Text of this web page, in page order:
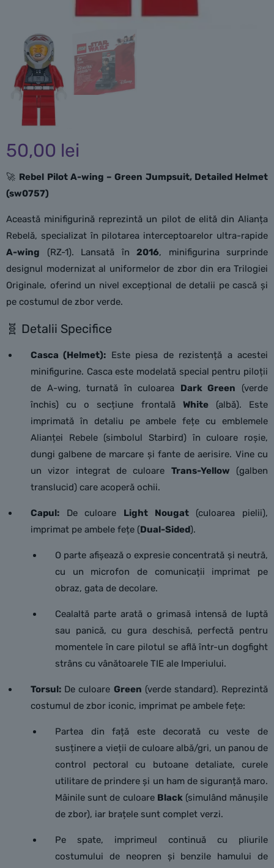
50,00 lei
🚀 Rebel Pilot A-wing – Green Jumpsuit, Detailed Helmet
(sw0757)
Această minifigurină reprezintă un pilot de elită din Alianța
Rebelă, specializat în pilotarea interceptoarelor ultra-rapide
A-wing (RZ-1). Lansată în 2016, minifigurina surprinde
designul modernizat al uniformelor de zbor din era Trilogiei
Originale, oferind un nivel excepțional de detalii pe cască și
pe costumul de zbor verde.
🧬 Detalii Specifice
Casca (Helmet): Este piesa de rezistență a acestei
minifigurine. Casca este modelată special pentru piloții
de A-wing, turnată în culoarea Dark Green (verde
închis) cu o secțiune frontală White(albă). Este
imprimată în detaliu pe ambele fețe cu emblemele
Alianței Rebele (simbolul Starbird) în culoare roșie,
dungi galbene de marcare și fante de aerisire. Vine cu
un vizor integrat de culoare Trans-Yellow (galben
translucid) care acoperă ochii.
Capul: De culoare Light Nougat(culoarea pielii),
imprimat pe ambele fețe (Dual-Sided).
O parte afișează o expresie concentrată și neutră,
cu un microfon de comunicații imprimat pe
obraz, gata de decolare.
Cealaltă parte arată o grimasă intensă de luptă
sau panică, cu gura deschisă, perfectă pentru
momentele în care pilotul se află într-un dogfight
strâns cu vânătoarele TIE ale Imperiului.
Torsul: De culoare Green (verde standard). Reprezintă
costumul de zbor iconic, imprimat pe ambele fețe:
Partea din față este decorată cu veste de
susținere a vieții de culoare albă/gri, un panou de
control pectoral cu butoane detaliate, curele
utilitare de prindere și un ham de siguranță maro.
Mâinile sunt de culoare Black(simulând mănușile
de zbor), iar brațele sunt complet verzi.
Pe spate, imprimeul continuă cu pliurile
costumului de neopren și benzile hamului de